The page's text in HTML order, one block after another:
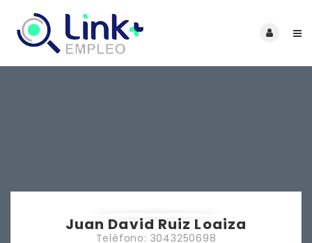
Juan David Ruiz Loaiza
Teléfono: 3043250698